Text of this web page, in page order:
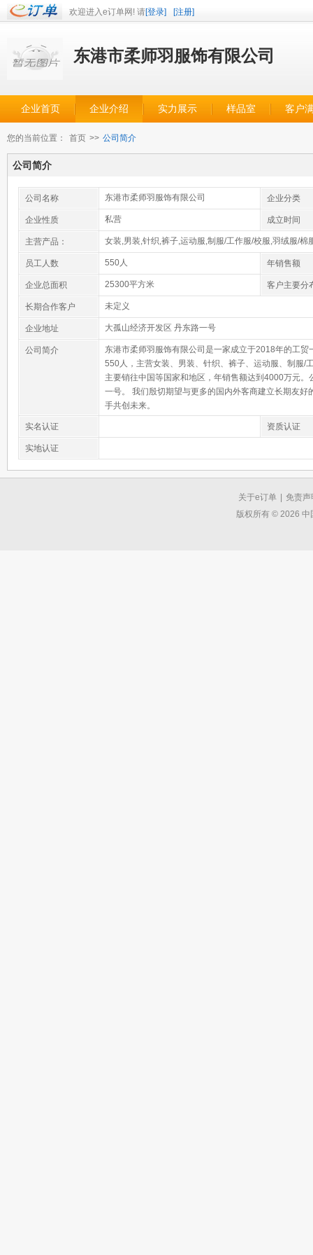
欢迎进入e订单网! 请[登录] [注册]
东港市柔师羽服饰有限公司
企业首页 企业介绍 实力展示 样品室 客户
您的当前位置： 首页 >> 公司简介
公司简介
公司名称 东港市柔师羽服饰有限公司 企业分类
企业性质 私营 成立时间
主营产品： 女装,男装,针织,裤子,运动服,制服/工作服/校服,羽绒服/棉
员工人数 550人 年销售额
企业总面积 25300平方米 客户主要分
长期合作客户 未定义
企业地址 大孤山经济开发区 丹东路一号
公司简介
东港市柔师羽服饰有限公司是一家成立于2018年的工
550人，主营女装、男装、针织、裤子、运动服、制服/
主要销往中国等国家和地区，年销售额达到4000万元
一号。 我们殷切期望与更多的国内外客商建立长期友
手共创未来。
实名认证 资质认证
实地认证
关于e订单
免责声
版权所有 © 2026